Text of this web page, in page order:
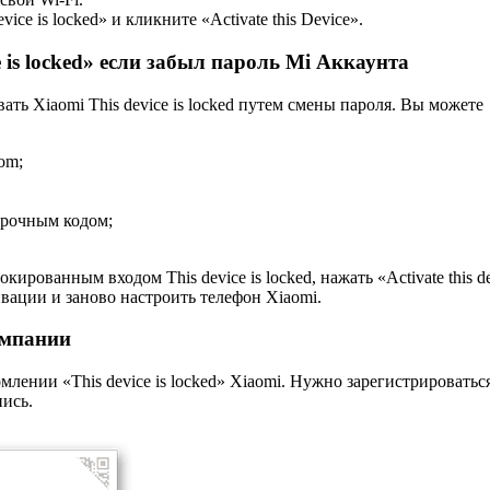
is locked» и кликните «Activate this Device».
locked» если забыл пароль Mi Аккаунта
Xiaomi This device is locked путем смены пароля. Вы можете
кодом;
входом This device is locked, нажать «Activate this
и заново настроить телефон Xiaomi.
«This device is locked» Xiaomi. Нужно